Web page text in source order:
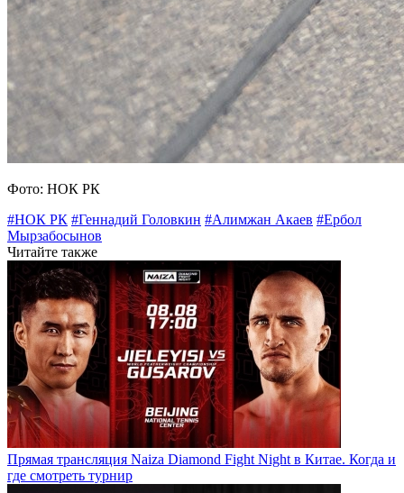
Фото: НОК РК
#НОК РК #Геннадий Головкин #Алимжан Акаев #Ербол
Мырзабосынов
Читайте также
Прямая трансляция Naiza Diamond Fight Night в Китае. Когда и
где смотреть турнир